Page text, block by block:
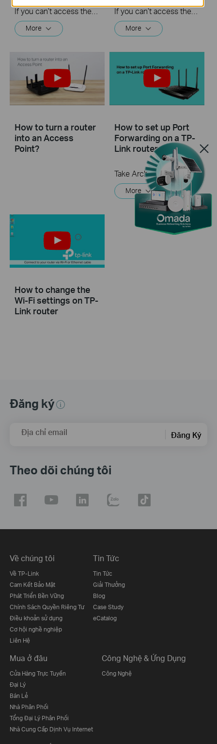
More More
How to turn a router
into an Access
Point?
How to set up Port
Forwarding on a TP-
Link router
Take Archer A7 as demonstration.
More
How to change the
Wi-Fi settings on TP-
Link router
Đăng ký
Địa chỉ email Đăng Ký
Theo dõi chúng tôi
Về chúng tôi
Về TP-Link
Cam Kết Bảo Mật
Phát Triển Bền Vững
Chính Sách Quyền Riêng Tư
Điều khoản sử dụng
Cơ hội nghề nghiệp
Liên Hệ
Tin Tức
Tin Tức
Giải Thưởng
Blog
Case Study
eCatalog
Mua ở đâu
Cửa Hàng Trực Tuyến
Đại Lý
Bán Lẻ
Nhà Phân Phối
Tổng Đại Lý Phân Phối
Nhà Cung Cấp Dịnh Vụ Internet
Công Nghệ & Ứng Dụng
Công Nghệ